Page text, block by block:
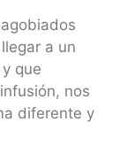
a un
que
nos
diferente y